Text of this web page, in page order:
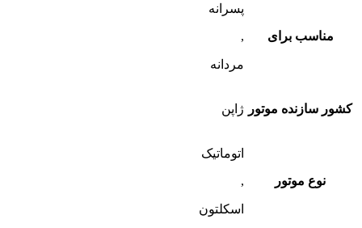
مناسب برای
پسرانه
,
مردانه
کشور سازنده موتور ژاپن
نوع موتور
اتوماتیک
,
اسکلتون